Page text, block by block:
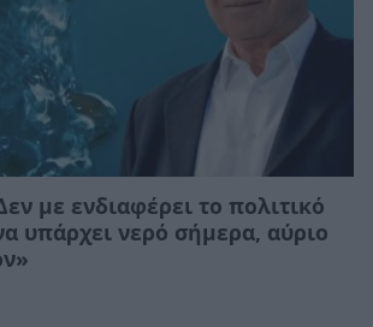
με ενδιαφέρει το πολιτικό
υπάρχει νερό σήμερα, αύριο